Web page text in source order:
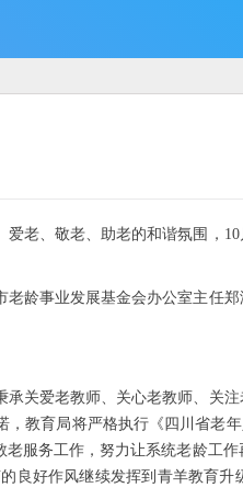
老、敬老、助老的和谐氛围，
龄事业发展基金会办公室主任
关爱老教师、关心老教师、关
教育局将严格执行《四川省老
服务工作，努力让系统老龄工
良好作风继续发挥到青羊教育